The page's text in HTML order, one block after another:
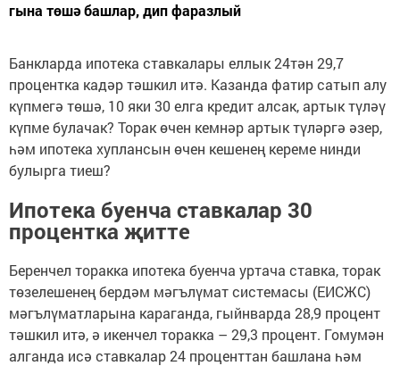
гына төшә башлар, дип фаразлый
Банкларда ипотека ставкалары еллык 24тән 29,7
процентка кадәр тәшкил итә. Казанда фатир сатып алу
күпмегә төшә, 10 яки 30 елга кредит алсак, артык түләү
күпме булачак? Торак өчен кемнәр артык түләргә әзер,
һәм ипотека хуплансын өчен кешенең кереме нинди
булырга тиеш?
Ипотека буенча ставкалар 30
процентка җитте
Беренчел торакка ипотека буенча уртача ставка, торак
төзелешенең бердәм мәгълүмат системасы (ЕИСЖС)
мәгълүматларына караганда, гыйнварда 28,9 процент
тәшкил итә, ә икенчел торакка – 29,3 процент. Гомумән
алганда исә ставкалар 24 проценттан башлана һәм